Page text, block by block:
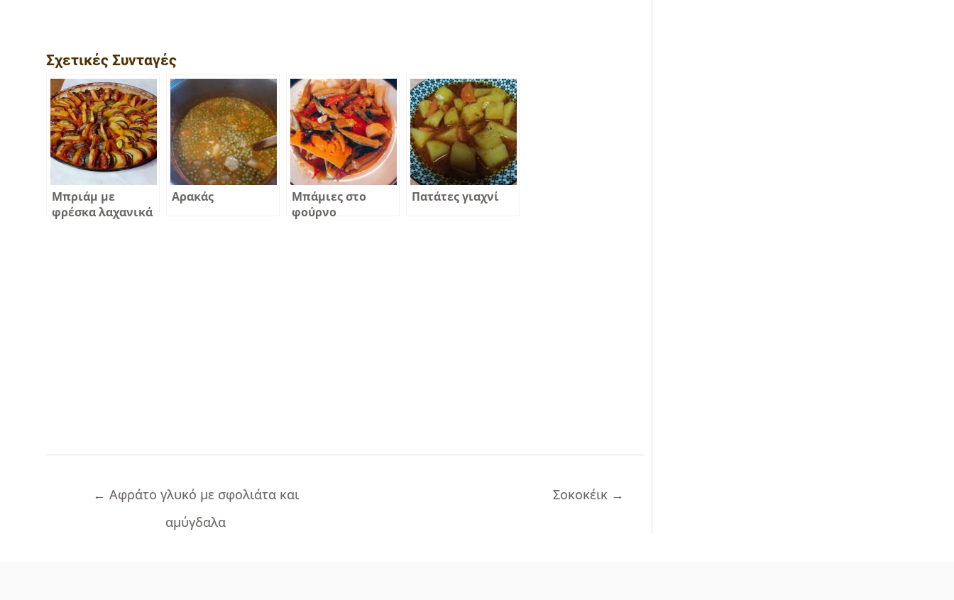
Σχετικές Συνταγές
Μπριάμ με
φρέσκα λαχανικά
Αρακάς
Mπάμιες στο
φούρνο
Πατάτες γιαχνί
← Αφράτο γλυκό με σφολιάτα και
αμύγδαλα
Σοκοκέικ →